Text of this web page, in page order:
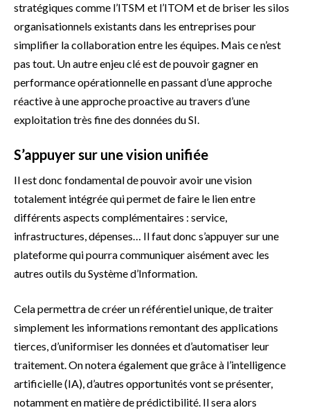
stratégiques comme l’ITSM et l’ITOM et de briser les silos
organisationnels existants dans les entreprises pour
simplifier la collaboration entre les équipes. Mais ce n’est
pas tout. Un autre enjeu clé est de pouvoir gagner en
performance opérationnelle en passant d’une approche
réactive à une approche proactive au travers d’une
exploitation très fine des données du SI.
S’appuyer sur une vision unifiée
Il est donc fondamental de pouvoir avoir une vision
totalement intégrée qui permet de faire le lien entre
différents aspects complémentaires : service,
infrastructures, dépenses… Il faut donc s’appuyer sur une
plateforme qui pourra communiquer aisément avec les
autres outils du Système d’Information.
Cela permettra de créer un référentiel unique, de traiter
simplement les informations remontant des applications
tierces, d’uniformiser les données et d’automatiser leur
traitement. On notera également que grâce à l’intelligence
artificielle (IA), d’autres opportunités vont se présenter,
notamment en matière de prédictibilité. Il sera alors